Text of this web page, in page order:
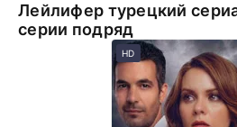
Лейлифер турецкий
серии подряд
HD